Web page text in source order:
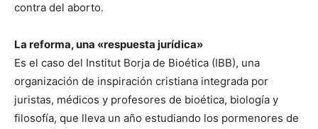
contra del aborto.
La reforma, una «respuesta jurídica»
Es el caso del Institut Borja de Bioética (IBB), una
organización de inspiración cristiana integrada por
juristas, médicos y profesores de bioética, biología y
filosofía, que lleva un año estudiando los pormenores de